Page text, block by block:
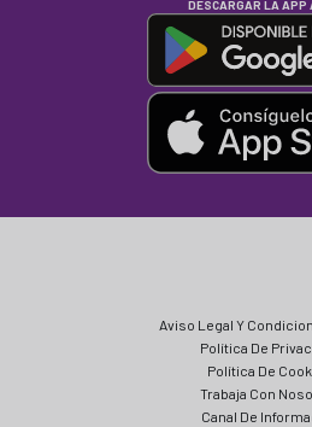
DESCARGAR LA APP
Aviso Legal Y
Política De
Política De
Trabaja Con
Canal De